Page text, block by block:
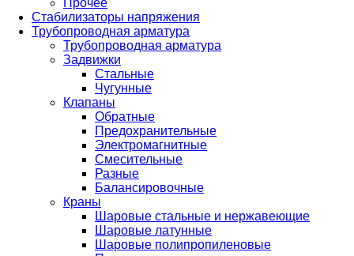
Прочее
Стабилизаторы напряжения
Трубопроводная арматура
Трубопроводная арматура
Задвижки
Стальные
Чугунные
Клапаны
Обратные
Предохранительные
Электромагнитные
Смесительные
Разные
Балансировочные
Краны
Шаровые стальные и нержавеющие
Шаровые латунные
Шаровые полипропиленовые